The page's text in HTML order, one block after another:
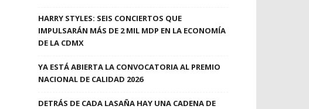
HARRY STYLES: SEIS CONCIERTOS QUE
IMPULSARÁN MÁS DE 2 MIL MDP EN LA ECONOMÍA
DE LA CDMX
YA ESTÁ ABIERTA LA CONVOCATORIA AL PREMIO
NACIONAL DE CALIDAD 2026
DETRÁS DE CADA LASAÑA HAY UNA CADENA DE